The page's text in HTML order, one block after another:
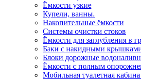
Ёмкости узкие
Купели, ванны.
Накопительные ёмкости
Системы очистки стоков
Ёмкости для заглубления в
Баки с накидными
Блоки дорожные
Ёмкости с полным
Мобильная туалетная